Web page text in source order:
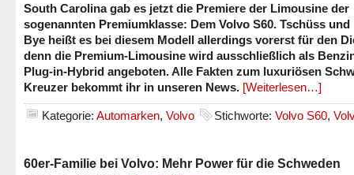
South Carolina gab es jetzt die Premiere der Limousine der
sogenannten Premiumklasse: Dem Volvo S60. Tschüss und
Bye heißt es bei diesem Modell allerdings vorerst für den
denn die Premium-Limousine wird ausschließlich als
Plug-in-Hybrid angeboten. Alle Fakten zum luxuriösen
Kreuzer bekommt ihr in unseren News. [Weiterlesen…]
Kategorie: Automarken, Volvo Stichworte: Volvo S60,
60er-Familie bei Volvo: Mehr Power für die Schweden